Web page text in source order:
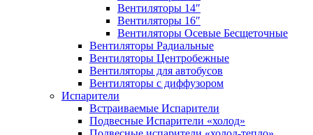
Вентиляторы 14″
Вентиляторы 16″
Вентиляторы Осевые Бесщеточные
Вентиляторы Радиальные
Вентиляторы Центробежные
Вентиляторы для автобусов
Вентиляторы с диффузором
Испарители
Встраиваемые Испарители
Подвесные Испарители «холод»